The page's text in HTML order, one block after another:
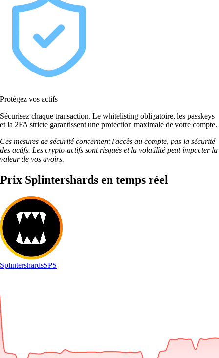
Protégez vos actifs
Sécurisez chaque transaction. Le whitelisting obligatoire, les passkeys
et la 2FA stricte garantissent une protection maximale de votre compte.
Ces mesures de sécurité concernent l'accès au compte, pas la sécurité
des actifs. Les crypto-actifs sont risqués et la volatilité peut impacter la
valeur de vos avoirs.
Prix Splintershards en temps réel
SplintershardsSPS